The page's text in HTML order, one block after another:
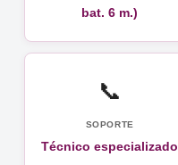
bat. 6 m.)
📞
SOPORTE
Técnico especializado